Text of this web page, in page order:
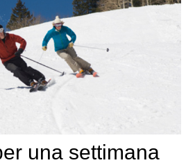
una settimana